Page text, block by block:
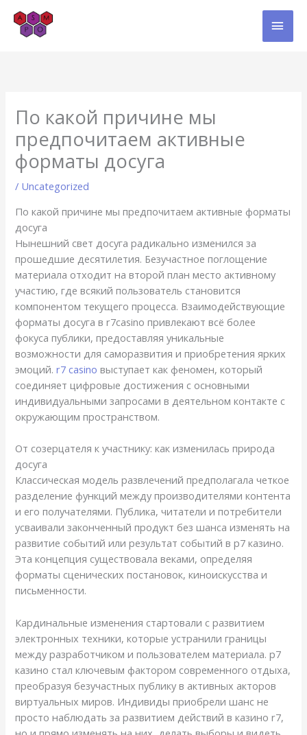
content
По какой причине мы
предпочитаем активные
форматы досуга
/ Uncategorized
По какой причине мы предпочитаем активные форматы
досуга
Нынешний свет досуга радикально изменился за
прошедшие десятилетия. Безучастное поглощение
материала отходит на второй план место активному
участию, где всякий пользователь становится
компонентом текущего процесса. Взаимодействующие
форматы досуга в r7casino привлекают всё более
фокуса публики, предоставляя уникальные
возможности для саморазвития и приобретения ярких
эмоций.r7 casino выступает как феномен, который
соединяет цифровые достижения с основными
индивидуальными запросами в деятельном контакте с
окружающим пространством.
От созерцателя к участнику: как изменилась природа
досуга
Классическая модель развлечений предполагала четкое
разделение функций между производителями контента
и его получателями. Публика, читатели и потребители
усваивали законченный продукт без шанса изменять на
развитие событий или результат событий в р7 казино.
Эта концепция существовала веками, определяя
форматы сценических постановок, киноискусства и
письменности.
Кардинальные изменения стартовали с развитием
электронных техники, которые устранили границы
между разработчиком и пользователем материала. р7
казино стал ключевым фактором современного отдыха,
преобразуя безучастных публику в активных акторов
виртуальных миров. Индивиды приобрели шанс не
просто наблюдать за развитием действий в казино r7,